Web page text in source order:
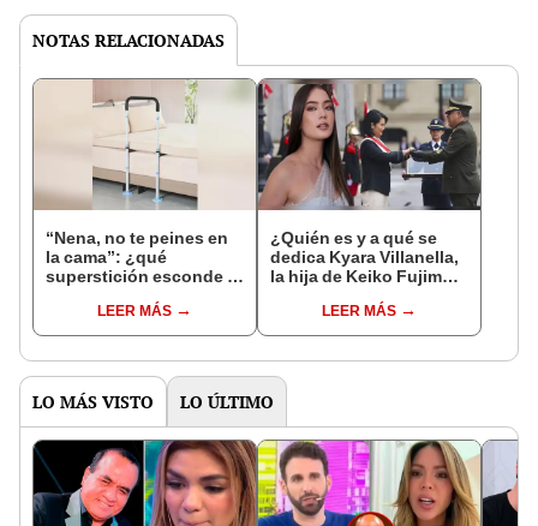
NOTAS RELACIONADAS
“Nena, no te peines en
la cama”: ¿qué
superstición esconde la
Enanitos Verdes?
LEER MÁS
¿Quién es y a qué se
dedica Kyara Villanella,
la hija de Keiko Fujimori
nivel nacional?
LEER MÁS
LO MÁS VISTO LO ÚLTIMO